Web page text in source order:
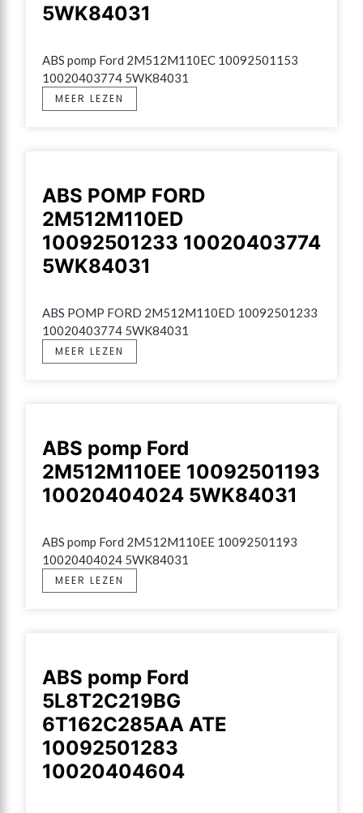
5WK84031
ABS pomp Ford 2M512M110EC 10092501153
10020403774 5WK84031
MEER LEZEN
ABS POMP FORD
2M512M110ED
10092501233 10020403774
5WK84031
ABS POMP FORD 2M512M110ED 10092501233
10020403774 5WK84031
MEER LEZEN
ABS pomp Ford
2M512M110EE 10092501193
10020404024 5WK84031
ABS pomp Ford 2M512M110EE 10092501193
10020404024 5WK84031
MEER LEZEN
ABS pomp Ford
5L8T2C219BG
6T162C285AA ATE
10092501283
10020404604